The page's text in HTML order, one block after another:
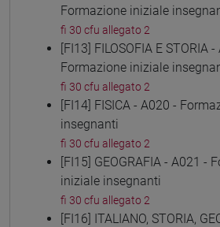
Formazione iniziale
fi 30 cfu allegato 2
[FI13] FILOSOFIA E STORIA
Formazione iniziale
fi 30 cfu allegato 2
[FI14] FISICA - A020 -
insegnanti
fi 30 cfu allegato 2
[FI15] GEOGRAFIA - A021 -
iniziale insegnanti
fi 30 cfu allegato 2
[FI16] ITALIANO, STORIA,